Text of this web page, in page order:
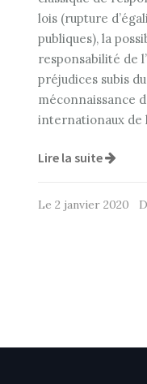
lois (rupture
publiques), la
responsabilité de
préjudices subis
méconnaissance
internationaux de
Lire la suite
Le 2 janvier 2020